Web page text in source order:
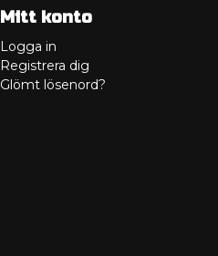
Mitt konto
Logga in
Registrera dig
Glömt lösenord?